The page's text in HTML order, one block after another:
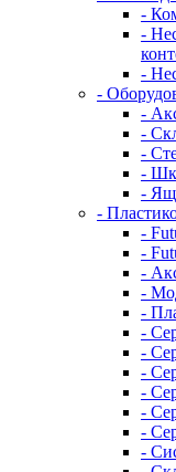
-
-
-
-
-
-
-
-
-
-
-
-
-
-
-
-
-
-
-
-
-
-